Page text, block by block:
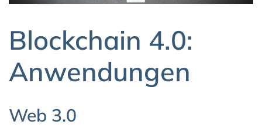
Blockchain 4.0:
Anwendungen
Web 3.0